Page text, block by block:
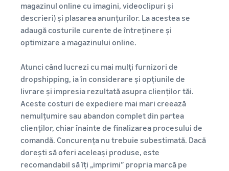
magazinul online cu imagini, videoclipuri și
descrieri) și plasarea anunțurilor. La acestea se
adaugă costurile curente de întreținere și
optimizare a magazinului online.
Atunci când lucrezi cu mai mulți furnizori de
dropshipping, ia în considerare și opțiunile de
livrare și impresia rezultată asupra clienților tăi.
Aceste costuri de expediere mai mari creează
nemulțumire sau abandon complet din partea
clienților, chiar înainte de finalizarea procesului de
comandă. Concurența nu trebuie subestimată. Dacă
dorești să oferi aceleași produse, este
recomandabil să îți „imprimi” propria marcă pe